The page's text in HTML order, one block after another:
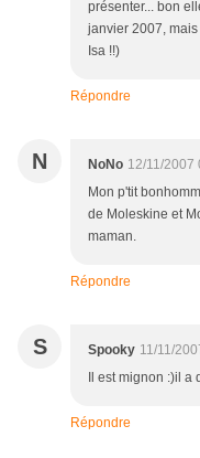
présenter... bon
janvier 2007,
Isa !!)
Répondre
N NoNo 12/11/2007
Mon p'tit
de Moleskine et
maman.
Répondre
S Spooky 11/11/
Il est mignon :)il
Répondre